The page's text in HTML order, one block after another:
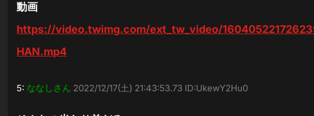
動画
https://video.twimg.com/ext_tw_video/
HAN.mp4
5: ななしさん 2022/12/17(土) 21:43:53.73 ID:UkewY2Hu0